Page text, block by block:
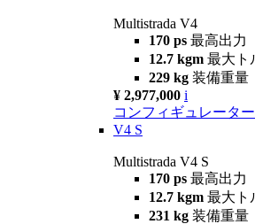
Multistrada V4
170 ps 最高出力
12.7 kgm 最大ト
229 kg 装備重量
¥ 2,977,000 i
コンフィギュレーター
V4 S
Multistrada V4 S
170 ps 最高出力
12.7 kgm 最大ト
231 kg 装備重量